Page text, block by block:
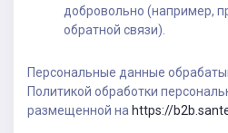
добровольно (например,
обратной связи).
Персональные данные
Политикой обработки
размещенной на https://